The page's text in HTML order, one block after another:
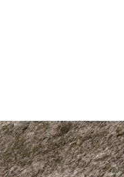
棄以外の処分法と